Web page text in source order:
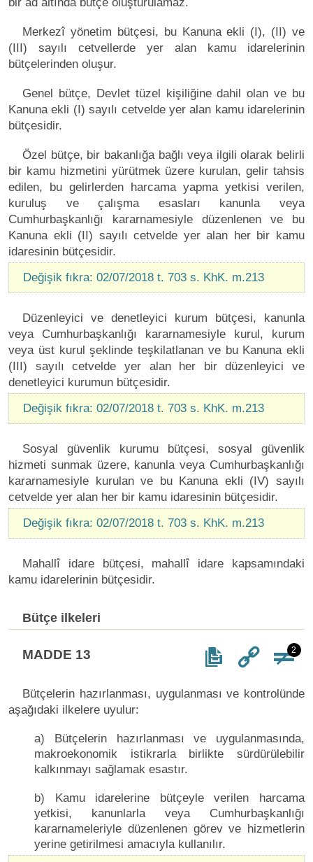
Merkezî yönetim bütçesi, bu Kanuna ekli (I), (II) ve
(III) sayılı cetvellerde yer alan kamu idarelerinin
bütçelerinden oluşur.
Genel bütçe, Devlet tüzel kişiliğine dahil olan ve bu
Kanuna ekli (I) sayılı cetvelde yer alan kamu idarelerinin
bütçesidir.
Özel bütçe, bir bakanlığa bağlı veya ilgili olarak belirli
bir kamu hizmetini yürütmek üzere kurulan, gelir tahsis
edilen, bu gelirlerden harcama yapma yetkisi verilen,
kuruluş ve çalışma esasları kanunla veya
Cumhurbaşkanlığı kararnamesiyle düzenlenen ve bu
Kanuna ekli (II) sayılı cetvelde yer alan her bir kamu
idaresinin bütçesidir.
Değişik fıkra: 02/07/2018 t. 703 s. KhK. m.213
Düzenleyici ve denetleyici kurum bütçesi, kanunla
veya Cumhurbaşkanlığı kararnamesiyle kurul, kurum
veya üst kurul şeklinde teşkilatlanan ve bu Kanuna ekli
(III) sayılı cetvelde yer alan her bir düzenleyici ve
denetleyici kurumun bütçesidir.
Değişik fıkra: 02/07/2018 t. 703 s. KhK. m.213
Sosyal güvenlik kurumu bütçesi, sosyal güvenlik
hizmeti sunmak üzere, kanunla veya Cumhurbaşkanlığı
kararnamesiyle kurulan ve bu Kanuna ekli (IV) sayılı
cetvelde yer alan her bir kamu idaresinin bütçesidir.
Değişik fıkra: 02/07/2018 t. 703 s. KhK. m.213
Mahallî idare bütçesi, mahallî idare kapsamındaki
kamu idarelerinin bütçesidir.
Bütçe ilkeleri
MADDE 13 2
Bütçelerin hazırlanması, uygulanması ve kontrolünde
aşağıdaki ilkelere uyulur:
a) Bütçelerin hazırlanması ve uygulanmasında,
makroekonomik istikrarla birlikte sürdürülebilir
kalkınmayı sağlamak esastır.
b) Kamu idarelerine bütçeyle verilen harcama
yetkisi, kanunlarla veya Cumhurbaşkanlığı
kararnameleriyle düzenlenen görev ve hizmetlerin
yerine getirilmesi amacıyla kullanılır.